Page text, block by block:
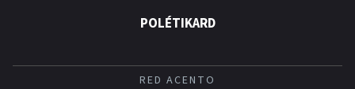
POLÉTIKARD
RED ACENTO